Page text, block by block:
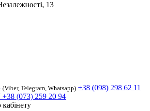
13
(Viber, Telegram, Whatsapp) +38 (098) 298 62 11
+38 (073) 259 20 94